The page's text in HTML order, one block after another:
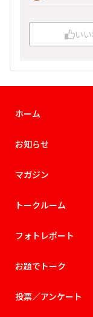
い
ホーム
お知らせ
マガジン
トークルーム
フォトレポート
お題でトーク
投票／アンケート